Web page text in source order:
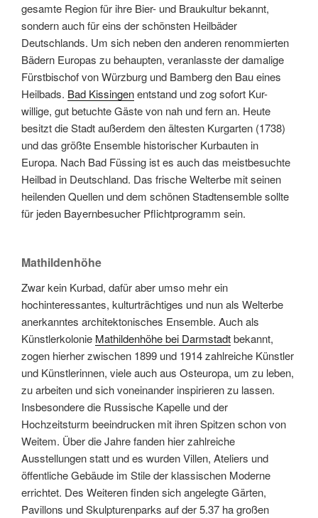
gesamte Region für ihre Bier- und Braukultur bekannt,
sondern auch für eins der schönsten Heilbäder
Deutschlands. Um sich neben den anderen renommierten
Bädern Europas zu behaupten, veranlasste der damalige
Fürstbischof von Würzburg und Bamberg den Bau eines
Heilbads. Bad Kissingenentstand und zog sofort Kur-
willige, gut betuchte Gäste von nah und fern an. Heute
besitzt die Stadt außerdem den ältesten Kurgarten (1738)
und das größte Ensemble historischer Kurbauten in
Europa. Nach Bad Füssing ist es auch das meistbesuchte
Heilbad in Deutschland. Das frische Welterbe mit seinen
heilenden Quellen und dem schönen Stadtensemble sollte
für jeden Bayernbesucher Pflichtprogramm sein.
Mathildenhöhe
Zwar kein Kurbad, dafür aber umso mehr ein
hochinteressantes, kulturträchtiges und nun als Welterbe
anerkanntes architektonisches Ensemble. Auch als
Künstlerkolonie Mathildenhöhe bei Darmstadtbekannt,
zogen hierher zwischen 1899 und 1914 zahlreiche Künstler
und Künstlerinnen, viele auch aus Osteuropa, um zu leben,
zu arbeiten und sich voneinander inspirieren zu lassen.
Insbesondere die Russische Kapelle und der
Hochzeitsturm beeindrucken mit ihren Spitzen schon von
Weitem. Über die Jahre fanden hier zahlreiche
Ausstellungen statt und es wurden Villen, Ateliers und
öffentliche Gebäude im Stile der klassischen Moderne
errichtet. Des Weiteren finden sich angelegte Gärten,
Pavillons und Skulpturenparks auf der 5.37 ha großen